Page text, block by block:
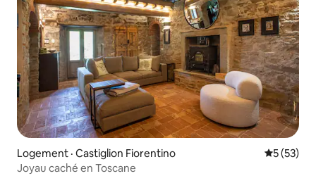
Logement · Castiglion Fiorentino Note
5 (53)
Joyau caché en Toscane